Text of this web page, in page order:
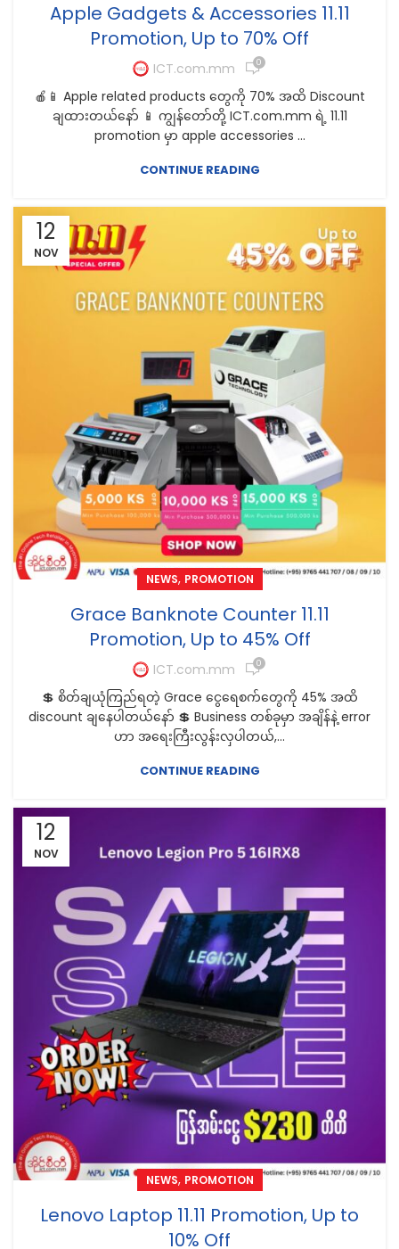
Apple Gadgets & Accessories 11.11
Promotion, Up to 70% Off
ICT.com.mm 0
🍎📱 Apple related products တွေကို 70% အထိ Discount
ချထားတယ်နော် 📱 ကျွန်တော်တို့ ICT.com.mm ရဲ့ 11.11
promotion မှာ apple accessories ...
CONTINUE READING
12
NOV
NEWS, PROMOTION
Grace Banknote Counter 11.11
Promotion, Up to 45% Off
ICT.com.mm 0
💲 စိတ်ချယုံကြည်ရတဲ့ Grace ငွေရေစက်တွေကို 45% အထိ
discount ချနေပါတယ်နော် 💲 Business တစ်ခုမှာ အချိန်နဲ့ error
ဟာ အရေးကြီးလွန်းလှပါတယ်,...
CONTINUE READING
12
NOV
NEWS, PROMOTION
Lenovo Laptop 11.11 Promotion, Up to
10% Off